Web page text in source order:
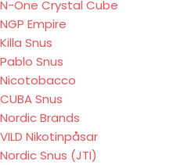
N-One Crystal Cube
NGP Empire
Killa Snus
Pablo Snus
Nicotobacco
CUBA Snus
Nordic Brands
VILD Nikotinpåsar
Nordic Snus (JTI)